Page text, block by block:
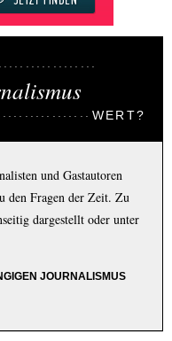
WERT?
und Gastautoren
den Fragen der Zeit. Zu
dargestellt oder unter
JOURNALISMUS